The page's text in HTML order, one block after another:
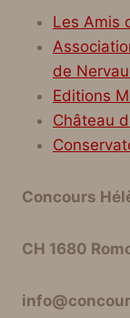
Les Amis
de
Editions
Château
Concours
CH 1680